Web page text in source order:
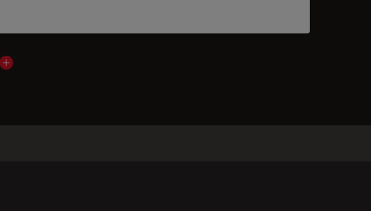
Show local contacts